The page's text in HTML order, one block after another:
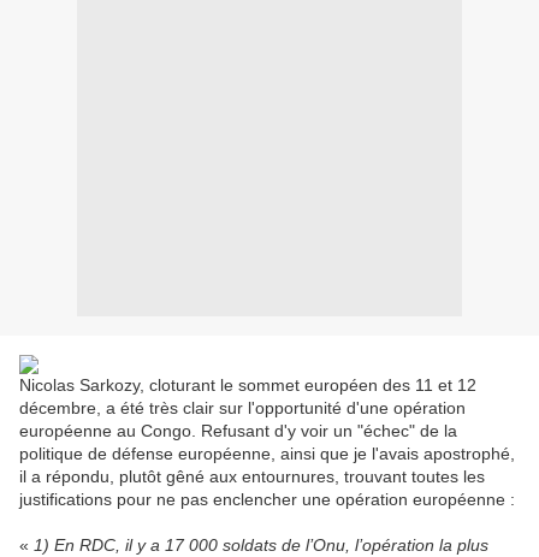
Nicolas Sarkozy, cloturant le sommet européen des 11 et 12
décembre, a été très clair sur l'opportunité d'une opération
européenne au Congo. Refusant d'y voir un "échec" de la
politique de défense européenne, ainsi que je l'avais apostrophé,
il a répondu, plutôt gêné aux entournures, trouvant toutes les
justifications pour ne pas enclencher une opération européenne :
« 1) En RDC, il y a 17 000 soldats de l’Onu, l’opération la plus